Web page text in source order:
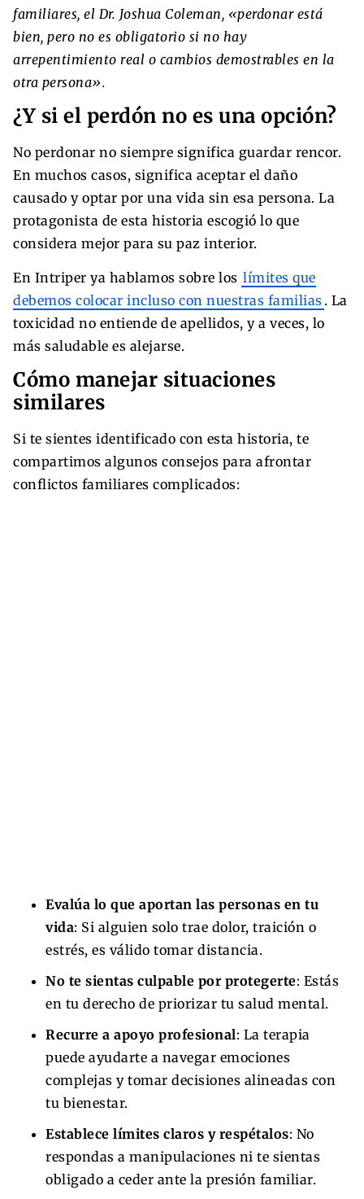
familiares, el Dr. Joshua Coleman, «perdonar está
bien, pero no es obligatorio si no hay
arrepentimiento real o cambios demostrables en la
otra persona».
¿Y si el perdón no es una opción?
No perdonar no siempre significa guardar rencor.
En muchos casos, significa aceptar el daño
causado y optar por una vida sin esa persona. La
protagonista de esta historia escogió lo que
considera mejor para su paz interior.
En Intriper ya hablamos sobre los límites que
debemos colocar incluso con nuestras familias . La
toxicidad no entiende de apellidos, y a veces, lo
más saludable es alejarse.
Cómo manejar situaciones
similares
Si te sientes identificado con esta historia, te
compartimos algunos consejos para afrontar
conflictos familiares complicados:
Evalúa lo que aportan las personas en tu
vida: Si alguien solo trae dolor, traición o
estrés, es válido tomar distancia.
No te sientas culpable por protegerte: Estás
en tu derecho de priorizar tu salud mental.
Recurre a apoyo profesional: La terapia
puede ayudarte a navegar emociones
complejas y tomar decisiones alineadas con
tu bienestar.
Establece límites claros y respétalos: No
respondas a manipulaciones ni te sientas
obligado a ceder ante la presión familiar.